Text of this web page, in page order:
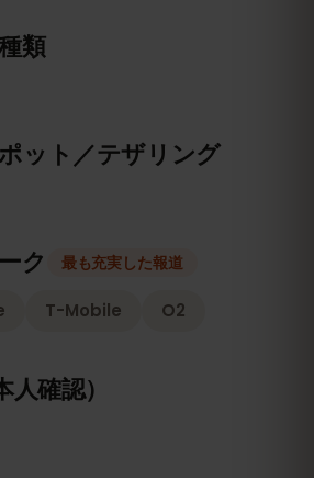
類
ット／テザリング
ク 最も充実した報道
T-Mobile O2
確認）